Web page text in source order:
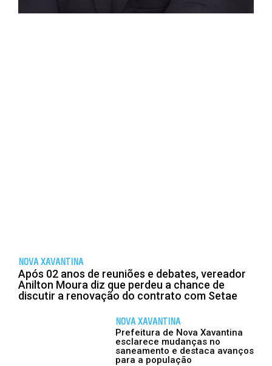
NOVA XAVANTINA
Após 02 anos de reuniões e debates, vereador
Anilton Moura diz que perdeu a chance de
discutir a renovação do contrato com Setae
NOVA XAVANTINA
Prefeitura de Nova Xavantina
esclarece mudanças no
saneamento e destaca avanços
para a população